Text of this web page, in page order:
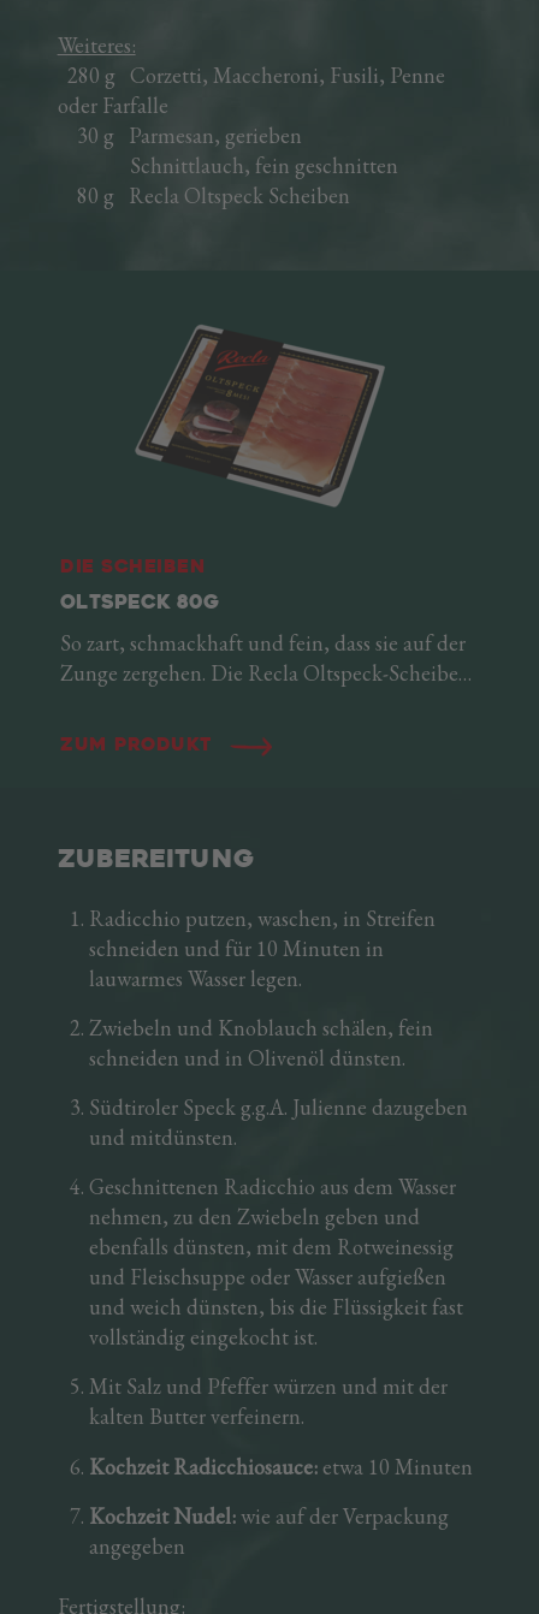
Weiteres:
280 g Corzetti, Maccheroni, Fusili, Penne
oder Farfalle
30 g Parmesan, gerieben
Schnittlauch, fein geschnitten
80 g Recla Oltspeck Scheiben
Die Scheiben
OLTSPECK 80G
So zart, schmackhaft und fein, dass sie auf der
Zunge zergehen. Die Recla Oltspeck-Scheiben
aromatischen, kräftigen und dennoch zarten
Geschmacksnoten. Wie echte Feinschmecker
Protein-Snack, als Geheimzutat für ein
zur Verfeinerung von Vor- und Hauptspeisen.
Zum Produkt
ZUBEREITUNG
Radicchio putzen, waschen, in Streifen
schneiden und für 10 Minuten in
lauwarmes Wasser legen.
Zwiebeln und Knoblauch schälen, fein
schneiden und in Olivenöl dünsten.
Südtiroler Speck g.g.A. Julienne dazugeben
und mitdünsten.
Geschnittenen Radicchio aus dem Wasser
nehmen, zu den Zwiebeln geben und
ebenfalls dünsten, mit dem Rotweinessig
und Fleischsuppe oder Wasser aufgießen
und weich dünsten, bis die Flüssigkeit fast
vollständig eingekocht ist.
Mit Salz und Pfeffer würzen und mit der
kalten Butter verfeinern.
Kochzeit Radicchiosauce:etwa 10 Minuten
Kochzeit Nudel:wie auf der Verpackung
angegeben
Fertigstellung: